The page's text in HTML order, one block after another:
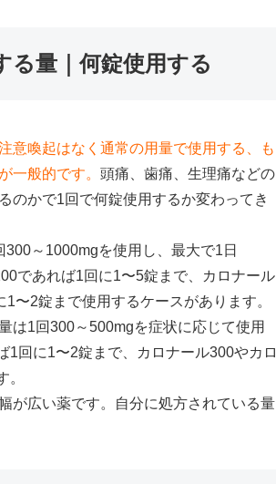
る量｜何錠使用する
意喚起はなく通常の用量で使用する、も
一般的です。 頭痛、歯痛、生理痛などの
のかで1回で何錠使用するか変わってき
～1000mgを使用し、最大で1日
であれば1回に1〜5錠まで、カロナール
〜2錠まで使用するケースがあります。
は1回300～500mgを症状に応じて使用
1回に1〜2錠まで、カロナール300やカロ
。
が広い薬です。自分に処方されている量